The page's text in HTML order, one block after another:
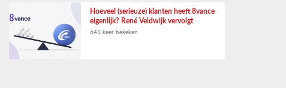
Hoeveel (serieuze) klanten heeft 8vance
eigenlijk? René Veldwijk vervolgt
641 keer bekeken